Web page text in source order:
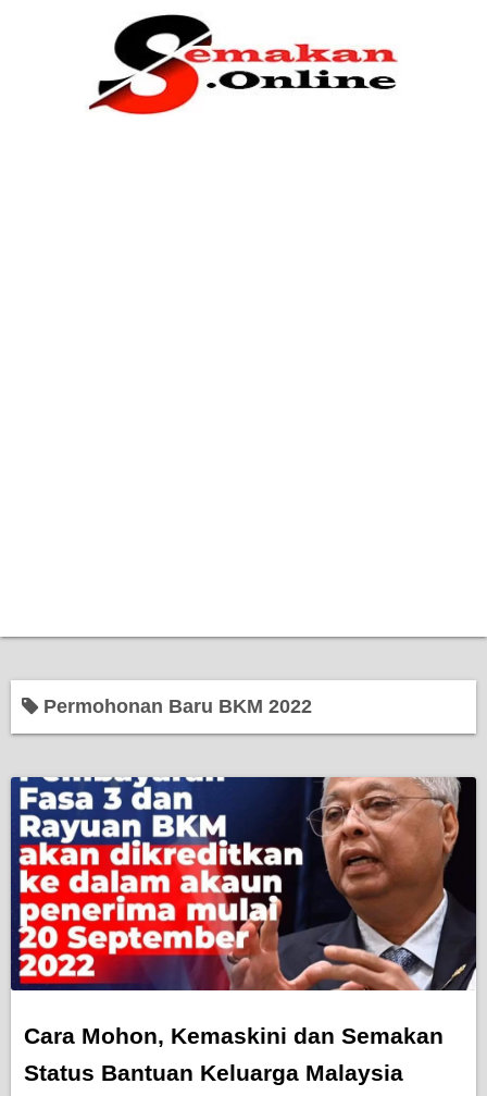
Permohonan Baru BKM 2022
Cara Mohon, Kemaskini dan Semakan
Status Bantuan Keluarga Malaysia